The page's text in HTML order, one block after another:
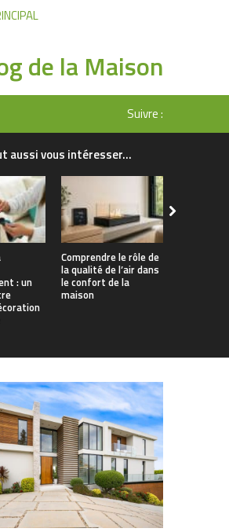
de la Maison
Suivre :
aussi vous intéresser...
: un
Comprendre le rôle de
la qualité de l’air dans
le confort de la
maison